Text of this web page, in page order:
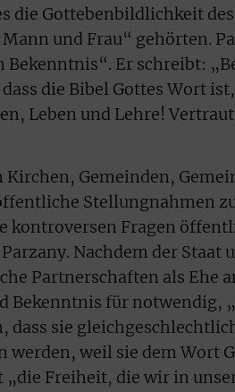
die Gottebenbildlichkeit
und Frau“ gehörten.
Bekenntnis“. Er schreibt:
die Bibel Gottes Wort
Leben und Lehre!
Gemeinden,
Stellungnahmen
kontroversen Fragen
Nachdem der Staat
Partnerschaften als Ehe
Bekenntnis für notwendig,
dass sie
werden, weil sie dem Wort
Freiheit, die wir in